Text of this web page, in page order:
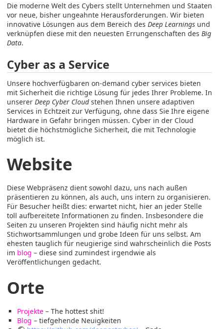
Die moderne Welt des Cybers stellt Unternehmen und Staaten
vor neue, bisher ungeahnte Herausforderungen. Wir bieten
innovative Lösungen aus dem Bereich des Deep Learnings und
verknüpfen diese mit den neuesten Errungenschaften des Big
Data.
Cyber as a Service
Unsere hochverfügbaren on-demand cyber services bieten
mit Sicherheit die richtige Lösung für jedes Ihrer Probleme. In
unserer Deep Cyber Cloudstehen Ihnen unsere adaptiven
Services in Echtzeit zur Verfügung, ohne dass Sie Ihre eigene
Hardware in Gefahr bringen müssen. Cyber in der Cloud
bietet die höchstmögliche Sicherheit, die mit Technologie
möglich ist.
Website
Diese Webpräsenz dient sowohl dazu, uns nach außen
präsentieren zu können, als auch, uns intern zu organisieren.
Für Besucher heißt dies: erwartet nicht, hier an jeder Stelle
toll aufbereitete Informationen zu finden. Insbesondere die
Seiten zu unseren Projekten sind häufig nicht mehr als
Stichwortsammlungen und grobe Ideen für uns selbst. Am
ehesten tauglich für neugierige sind wahrscheinlich die Posts
im blog – diese sind zumindest irgendwie als
Veröffentlichungen gedacht.
Orte
Projekte – The hottest shit!
Blog – tiefgehende Neuigkeiten